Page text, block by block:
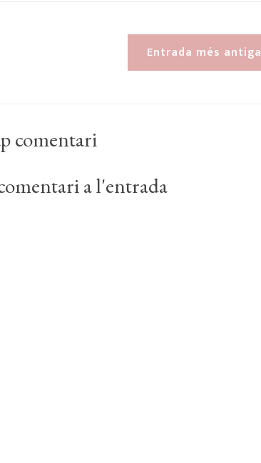
Entrada més antiga
comentari
a l'entrada